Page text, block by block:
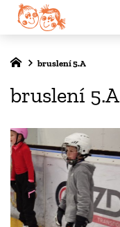
bruslení 5.A
bruslení 5.A